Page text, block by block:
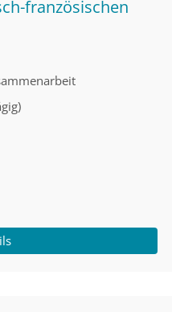
französischen